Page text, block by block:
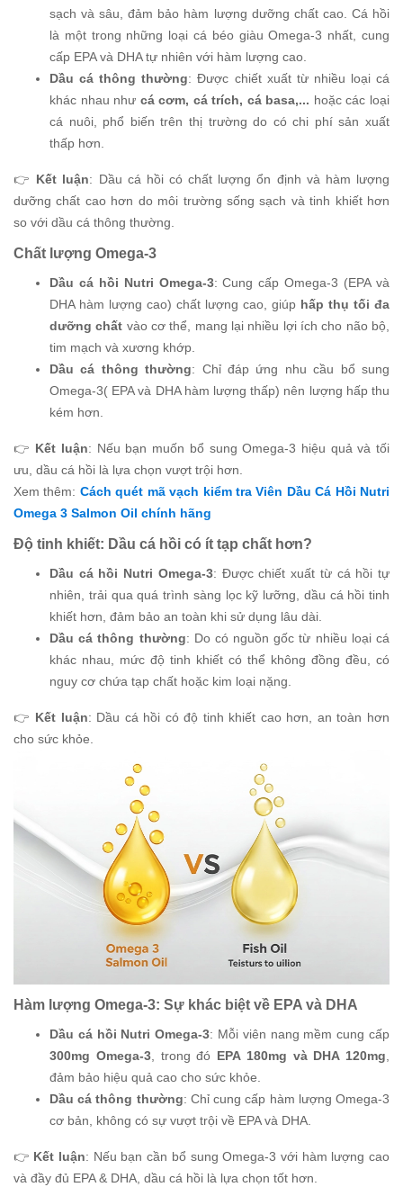
sạch và sâu, đảm bảo hàm lượng dưỡng chất cao. Cá hồi
là một trong những loại cá béo giàu Omega-3 nhất, cung
cấp EPA và DHA tự nhiên với hàm lượng cao.
Dầu cá thông thường: Được chiết xuất từ nhiều loại cá
khác nhau như cá cơm, cá trích, cá basa,... hoặc các loại
cá nuôi, phổ biến trên thị trường do có chi phí sản xuất
thấp hơn.
👉 Kết luận: Dầu cá hồi có chất lượng ổn định và hàm lượng
dưỡng chất cao hơn do môi trường sống sạch và tinh khiết hơn
so với dầu cá thông thường.
Chất lượng Omega-3
Dầu cá hồi Nutri Omega-3: Cung cấp Omega-3 (EPA và
DHA hàm lượng cao) chất lượng cao, giúp hấp thụ tối đa
dưỡng chất vào cơ thể, mang lại nhiều lợi ích cho não bộ,
tim mạch và xương khớp.
Dầu cá thông thường: Chỉ đáp ứng nhu cầu bổ sung
Omega-3( EPA và DHA hàm lượng thấp) nên lượng hấp thu
kém hơn.
👉 Kết luận: Nếu bạn muốn bổ sung Omega-3 hiệu quả và tối
ưu, dầu cá hồi là lựa chọn vượt trội hơn.
Xem thêm: Cách quét mã vạch kiểm tra Viên Dầu Cá Hồi Nutri
Omega 3 Salmon Oil chính hãng
Độ tinh khiết: Dầu cá hồi có ít tạp chất hơn?
Dầu cá hồi Nutri Omega-3: Được chiết xuất từ cá hồi tự
nhiên, trải qua quá trình sàng lọc kỹ lưỡng, dầu cá hồi tinh
khiết hơn, đảm bảo an toàn khi sử dụng lâu dài.
Dầu cá thông thường: Do có nguồn gốc từ nhiều loại cá
khác nhau, mức độ tinh khiết có thể không đồng đều, có
nguy cơ chứa tạp chất hoặc kim loại nặng.
👉 Kết luận: Dầu cá hồi có độ tinh khiết cao hơn, an toàn hơn
cho sức khỏe.
Hàm lượng Omega-3: Sự khác biệt về EPA và DHA
Dầu cá hồi Nutri Omega-3: Mỗi viên nang mềm cung cấp
300mg Omega-3, trong đó EPA 180mg và DHA 120mg
đảm bảo hiệu quả cao cho sức khỏe.
Dầu cá thông thường: Chỉ cung cấp hàm lượng Omega-3
cơ bản, không có sự vượt trội về EPA và DHA.
👉 Kết luận: Nếu bạn cần bổ sung Omega-3 với hàm lượng cao
và đầy đủ EPA & DHA, dầu cá hồi là lựa chọn tốt hơn.